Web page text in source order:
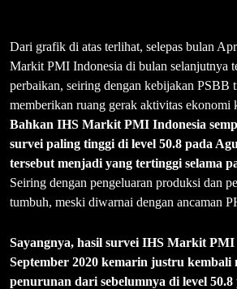
Dari grafik di atas terlihat, selepas bulan
Markit PMI Indonesia di bulan selanjutnya
perbaikan, seiring dengan kebijakan PSBB
memberikan ruang gerak aktivitas ekonomi
Bahkan IHS Markit PMI Indonesia
survei paling tinggi di level 50.8 pada
tersebut menjadi yang tertinggi selama
Seiring dengan pengeluaran produksi dan
tumbuh, meski diwarnai dengan ancaman
Sayangnya, hasil survei IHS Markit PMI
September 2020 kemarin justru kembali
penurunan dari sebelumnya di level 50.8